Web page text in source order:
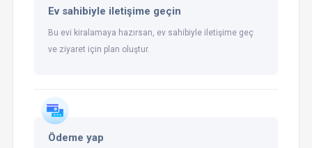
Ev sahibiyle iletişime geçin
Bu evi kiralamaya hazırsan, ev sahibiyle iletişime geç
ve ziyaret için plan oluştur.
Ödeme yap